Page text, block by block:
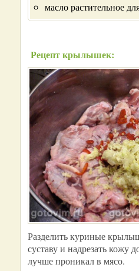
масло растительное
Рецепт крылышек:
Разделить куриные
суставу и надрезать кожу
лучше проникал в мясо.